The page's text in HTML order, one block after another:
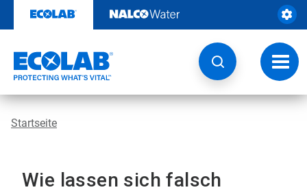
Inhalt
Startseite
Wie lassen sich falsch